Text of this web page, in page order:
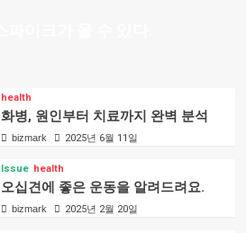
health
화병, 원인부터 치료까지 완벽 분석
bizmark 2025년 6월 11일
Issue health
오십견에 좋은 운동을 알려드려요.
bizmark 2025년 2월 20일